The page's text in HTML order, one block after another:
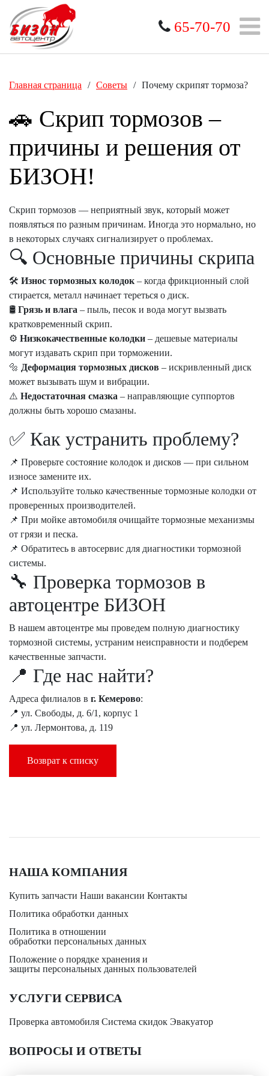
65-70-70
Главная страница / Советы / Почему скрипят тормоза?
🚗 Скрип тормозов –
причины и решения от
БИЗОН!
Скрип тормозов — неприятный звук, который может
появляться по разным причинам. Иногда это нормально, но
в некоторых случаях сигнализирует о проблемах.
🔍 Основные причины скрипа
🛠 Износ тормозных колодок – когда фрикционный слой
стирается, металл начинает тереться о диск.
🛢 Грязь и влага – пыль, песок и вода могут вызвать
кратковременный скрип.
⚙️ Низкокачественные колодки – дешевые материалы
могут издавать скрип при торможении.
🔩 Деформация тормозных дисков – искривленный диск
может вызывать шум и вибрации.
⚠️ Недостаточная смазка – направляющие суппортов
должны быть хорошо смазаны.
✅ Как устранить проблему?
📌 Проверьте состояние колодок и дисков — при сильном
износе замените их.
📌 Используйте только качественные тормозные колодки от
проверенных производителей.
📌 При мойке автомобиля очищайте тормозные механизмы
от грязи и песка.
📌 Обратитесь в автосервис для диагностики тормозной
системы.
🔧 Проверка тормозов в
автоцентре БИЗОН
В нашем автоцентре мы проведем полную диагностику
тормозной системы, устраним неисправности и подберем
качественные запчасти.
📍 Где нас найти?
Адреса филиалов в г. Кемерово:
📍 ул. Свободы, д. 6/1, корпус 1
📍 ул. Лермонтова, д. 119
Возврат к списку
НАША КОМПАНИЯ
Купить запчасти Наши вакансии Контакты
Политика обработки данных
Политика в отношении
обработки персональных данных
Положение о порядке хранения и
защиты персональных данных пользователей
УСЛУГИ СЕРВИСА
Проверка автомобиля Система скидок Эвакуатор
ВОПРОСЫ И ОТВЕТЫ